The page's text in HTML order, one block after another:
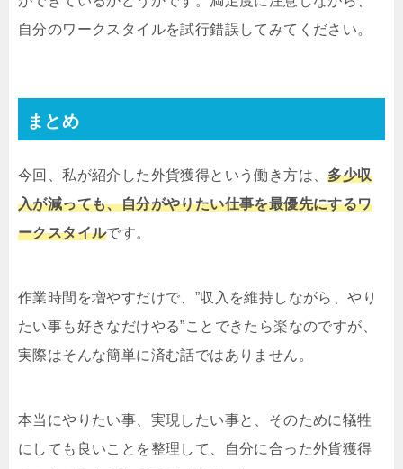
自分のワークスタイルを試行錯誤してみてください。
まとめ
今回、私が紹介した外貨獲得という働き方は、多少収
入が減っても、自分がやりたい仕事を最優先にするワ
ークスタイルです。
作業時間を増やすだけで、”収入を維持しながら、やり
たい事も好きなだけやる”ことできたら楽なのですが、
実際はそんな簡単に済む話ではありません。
本当にやりたい事、実現したい事と、そのために犠牲
にしても良いことを整理して、自分に合った外貨獲得